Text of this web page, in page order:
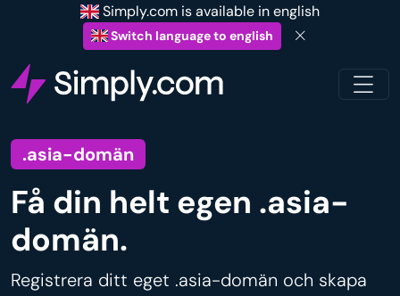
Simply.com is available in english
Switch language to english
.asia-domän
Få din helt egen .asia-
domän.
Registrera ditt eget .asia-domän och skapa